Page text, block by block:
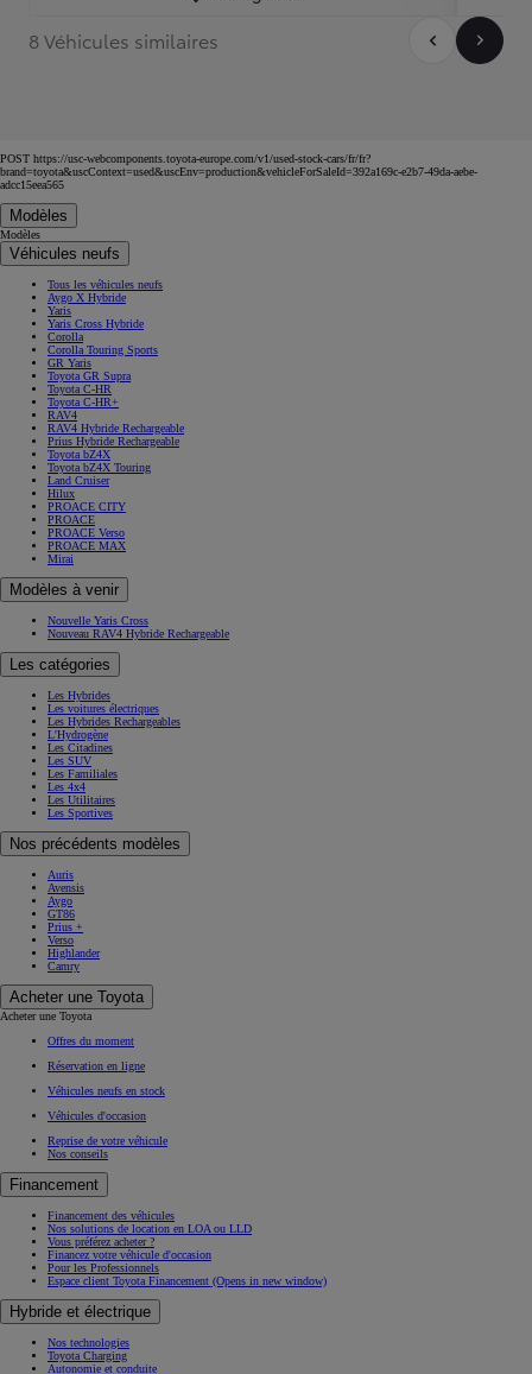
8 Véhicules similaires
POST https://usc-webcomponents.toyota-europe.com/v1/used-stock-cars/fr/fr?
brand=toyota&uscContext=used&uscEnv=production&vehicleForSaleId=392a169c-e2b7-49da-aebe-
adcc15eea565
Modèles
Modèles
Véhicules neufs
Tous les véhicules neufs
Aygo X Hybride
Yaris
Yaris Cross Hybride
Corolla
Corolla Touring Sports
GR Yaris
Toyota GR Supra
Toyota C-HR
Toyota C-HR+
RAV4
RAV4 Hybride Rechargeable
Prius Hybride Rechargeable
Toyota bZ4X
Toyota bZ4X Touring
Land Cruiser
Hilux
PROACE CITY
PROACE
PROACE Verso
PROACE MAX
Mirai
Modèles à venir
Nouvelle Yaris Cross
Nouveau RAV4 Hybride Rechargeable
Les catégories
Les Hybrides
Les voitures électriques
Les Hybrides Rechargeables
L'Hydrogène
Les Citadines
Les SUV
Les Familiales
Les 4x4
Les Utilitaires
Les Sportives
Nos précédents modèles
Auris
Avensis
Aygo
GT86
Prius +
Verso
Highlander
Camry
Acheter une Toyota
Acheter une Toyota
Offres du moment
Réservation en ligne
Véhicules neufs en stock
Véhicules d'occasion
Reprise de votre véhicule
Nos conseils
Financement
Financement des véhicules
Nos solutions de location en LOA ou LLD
Vous préférez acheter ?
Financez votre véhicule d'occasion
Pour les Professionnels
Espace client Toyota Financement (Opens in new window)
Hybride et électrique
Nos technologies
Toyota Charging
Autonomie et conduite